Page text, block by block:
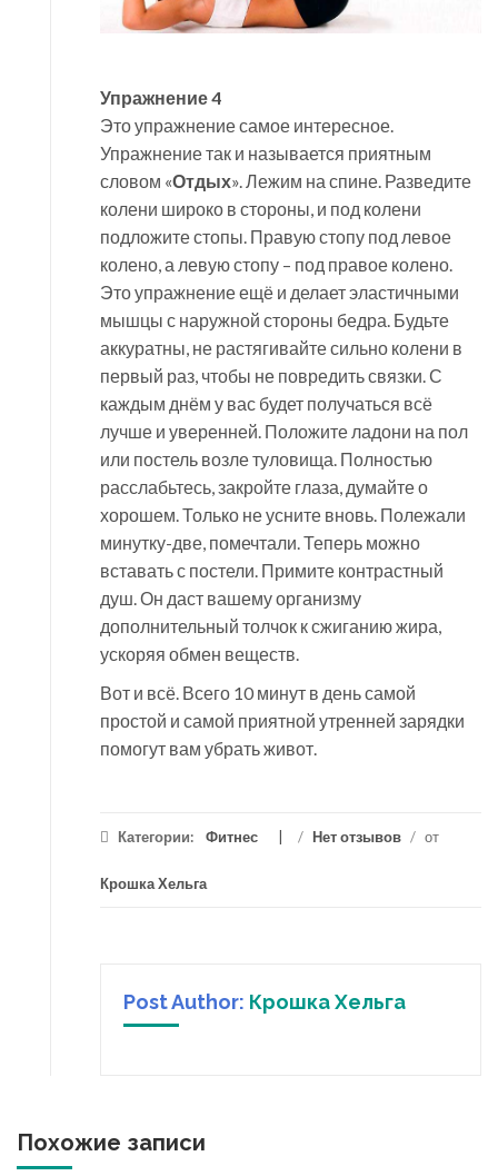
Упражнение 4
Это упражнение самое интересное.
Упражнение так и называется приятным
словом «Отдых». Лежим на спине. Разведите
колени широко в стороны, и под колени
подложите стопы. Правую стопу под левое
колено, а левую стопу – под правое колено.
Это упражнение ещё и делает эластичными
мышцы с наружной стороны бедра. Будьте
аккуратны, не растягивайте сильно колени в
первый раз, чтобы не повредить связки. С
каждым днём у вас будет получаться всё
лучше и уверенней. Положите ладони на пол
или постель возле туловища. Полностью
расслабьтесь, закройте глаза, думайте о
хорошем. Только не усните вновь. Полежали
минутку-две, помечтали. Теперь можно
вставать с постели. Примите контрастный
душ. Он даст вашему организму
дополнительный толчок к сжиганию жира,
ускоряя обмен веществ.
Вот и всё. Всего 10 минут в день самой
простой и самой приятной утренней зарядки
помогут вам убрать живот.
Категории: Фитнес / Нет отзывов / от
Крошка Хельга
Post Author: Крошка Хельга
Похожие записи